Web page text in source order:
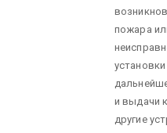
пожара
и выдачи
другие